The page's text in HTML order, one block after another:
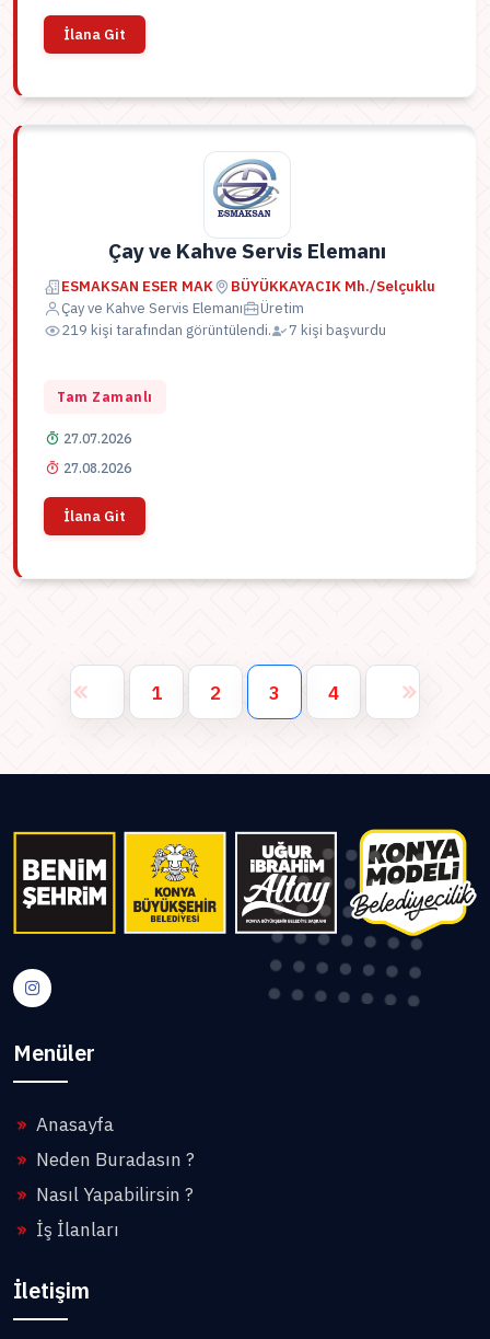
İlana Git
Çay ve Kahve Servis Elemanı
ESMAKSAN ESER MAK
BÜYÜKKAYACIK Mh./Selçuklu
Çay ve Kahve Servis Elemanı
Üretim
219 kişi tarafından görüntülendi.
7 kişi başvurdu
Tam Zamanlı
27.07.2026
27.08.2026
İlana Git
1 2 3 4
Menüler
Anasayfa
Neden Buradasın ?
Nasıl Yapabilirsin ?
İş İlanları
İletişim